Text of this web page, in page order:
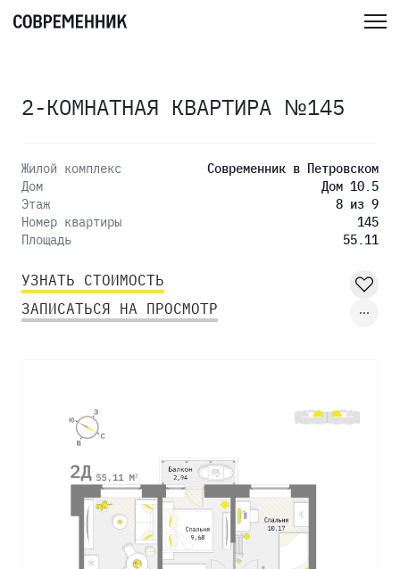
2-КОМНАТНАЯ КВАРТИРА №145
Жилой комплекс
Современник в Петровском
Дом
Дом 10.5
Этаж
8 из 9
Номер квартиры
145
Площадь
55.11
УЗНАТЬ СТОИМОСТЬ
ЗАПИСАТЬСЯ НА ПРОСМОТР